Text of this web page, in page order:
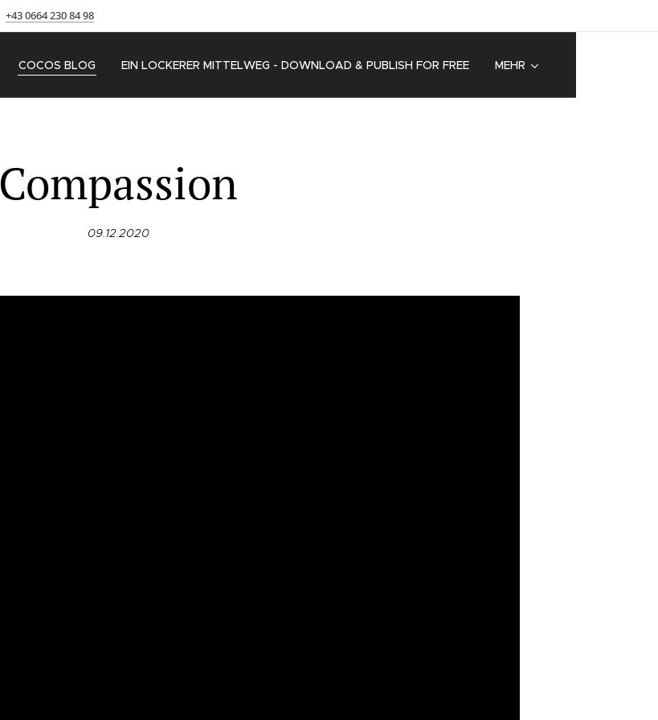
+43 0664 230 84 98
COCOS BLOG EIN LOCKERER MITTELWEG - DOWNLOAD & PUBLISH FOR FREE MEHR
Compassion
09.12.2020